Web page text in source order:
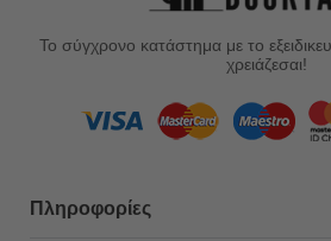
Το σύγχρονο κατάστημα με το
χρειάζεσαι!
Πληροφορίες